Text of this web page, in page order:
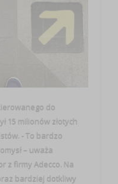
do
15 milionów złotych
- To bardzo
– uważa
z firmy Adecco. Na
bardziej dotkliwy